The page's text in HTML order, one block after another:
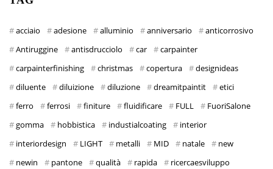
acciaio adesione alluminio anniversario
anticorrosivo
Antiruggine
antisdrucciolo car
carpainter
carpainterfinishing
christmas copertura
designideas
diluente
diluizione diluzione dreamitpaintit
etici
ferro
ferrosi finiture fluidificare FULL
FuoriSalone
gomma
hobbistica industialcoating
interior
interiordesign
LIGHT metalli MID natale
new
newin
pantone qualità rapida
ricercaesviluppo